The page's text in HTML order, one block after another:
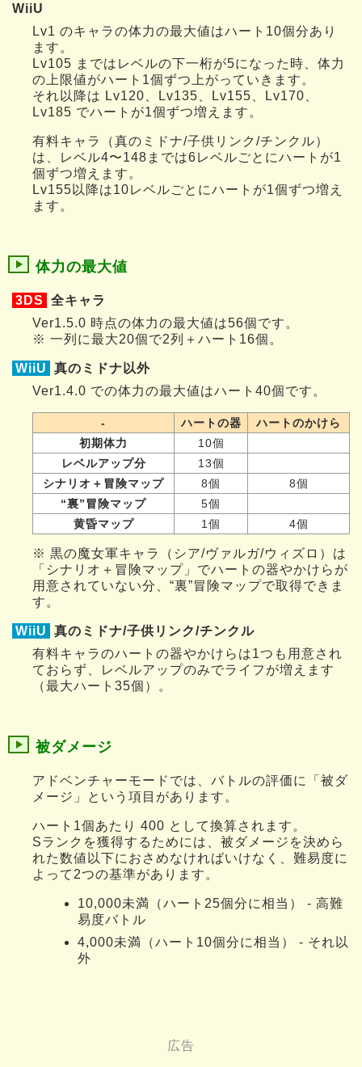
WiiU
Lv1 のキャラの体力の最大値はハート10個分あり
ます。
Lv105 まではレベルの下一桁が5になった時、体力
の上限値がハート1個ずつ上がっていきます。
それ以降は Lv120、Lv135、Lv155、Lv170、
Lv185 でハートが1個ずつ増えます。
有料キャラ（真のミドナ/子供リンク/チンクル）
は、レベル4〜148までは6レベルごとにハートが1
個ずつ増えます。
Lv155以降は10レベルごとにハートが1個ずつ増え
ます。
体力の最大値
3DS
全キャラ
Ver1.5.0 時点の体力の最大値は56個です。
※ 一列に最大20個で2列＋ハート16個。
WiiU
真のミドナ以外
Ver1.4.0 での体力の最大値はハート40個です。
- ハートの器
ハートのかけら
初期体力
10個
レベルアップ分
13個
シナリオ＋冒険マップ
8個
8個
“裏”冒険マップ
5個
黄昏マップ
1個 4個
※ 黒の魔女軍キャラ（シア/ヴァルガ/ウィズロ）は
「シナリオ＋冒険マップ」でハートの器やかけらが
用意されていない分、“裏”冒険マップで取得できま
す。
WiiU
真のミドナ/子供リンク/チンクル
有料キャラのハートの器やかけらは1つも用意され
ておらず、レベルアップのみでライフが増えます
（最大ハート35個）。
被ダメージ
アドベンチャーモードでは、バトルの評価に「被ダ
メージ」という項目があります。
ハート1個あたり 400 として換算されます。
Sランクを獲得するためには、被ダメージを決めら
れた数値以下におさめなければいけなく、難易度に
よって2つの基準があります。
10,000未満（ハート25個分に相当） - 高難
易度バトル
4,000未満（ハート10個分に相当） - それ以
外